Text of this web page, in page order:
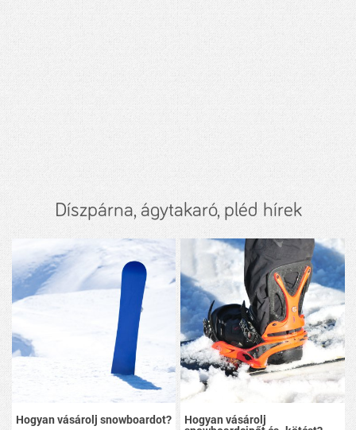
Díszpárna, ágytakaró, pléd hírek
Hogyan vásárolj snowboardot? Hogyan vásárolj